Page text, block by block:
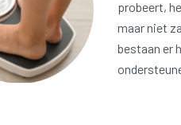
probeert,
maar niet
bestaan er